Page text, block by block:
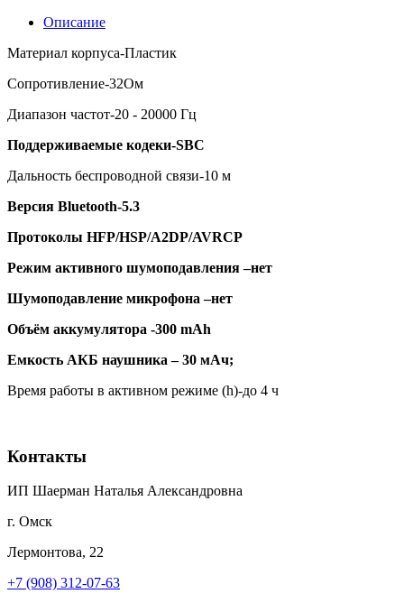
Описание
Материал корпуса-Пластик
Сопротивление-32Ом
Диапазон частот-20 - 20000 Гц
Поддерживаемые кодеки-SBC
Дальность беспроводной связи-10 м
Версия Bluetooth-5.3
Протоколы HFP/HSP/A2DP/AVRCP
Режим активного шумоподавления –нет
Шумоподавление микрофона –нет
Объём аккумулятора -300 mAh
Емкость АКБ наушника – 30 мАч;
Время работы в активном режиме (h)-до 4 ч
Контакты
ИП Шаерман Наталья Александровна
г. Омск
Лермонтова, 22
+7 (908) 312-07-63